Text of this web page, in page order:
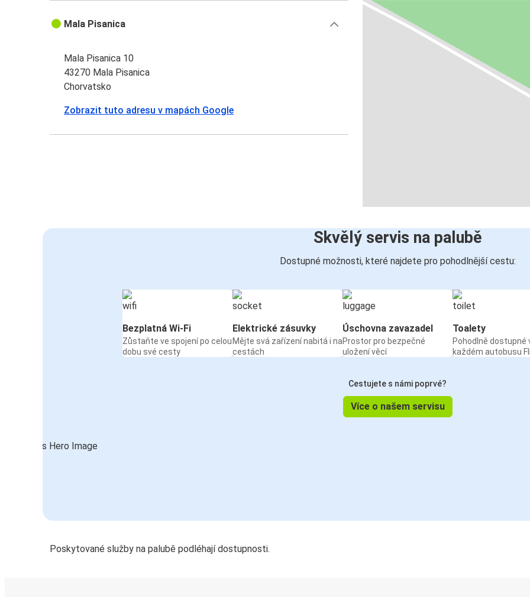
Mala Pisanica
Mala Pisanica 10
43270 Mala Pisanica
Chorvatsko
Zobrazit tuto adresu v mapách Google
Skvělý servis na palubě
Dostupné možnosti, které najdete pro pohodlnější cestu:
Bezplatná Wi-Fi
Zůstaňte ve spojení po celou
dobu své cesty
Elektrické zásuvky
Mějte svá zařízení nabitá i na
cestách
Úschovna zavazadel
Prostor pro bezpečné
uložení věcí
Toalety
Pohodlně dostupné
každém autobusu
Cestujete s námi poprvé?
Více o našem servisu
Poskytované služby na palubě podléhají dostupnosti.